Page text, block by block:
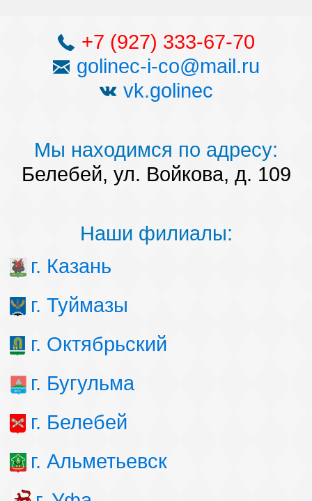
+7 (927) 333-67-70
golinec-i-co@mail.ru
vk.golinec
Мы находимся по адресу:
Белебей, ул. Войкова, д. 109
Наши филиалы:
г. Казань
г. Туймазы
г. Октябрьский
г. Бугульма
г. Белебей
г. Альметьевск